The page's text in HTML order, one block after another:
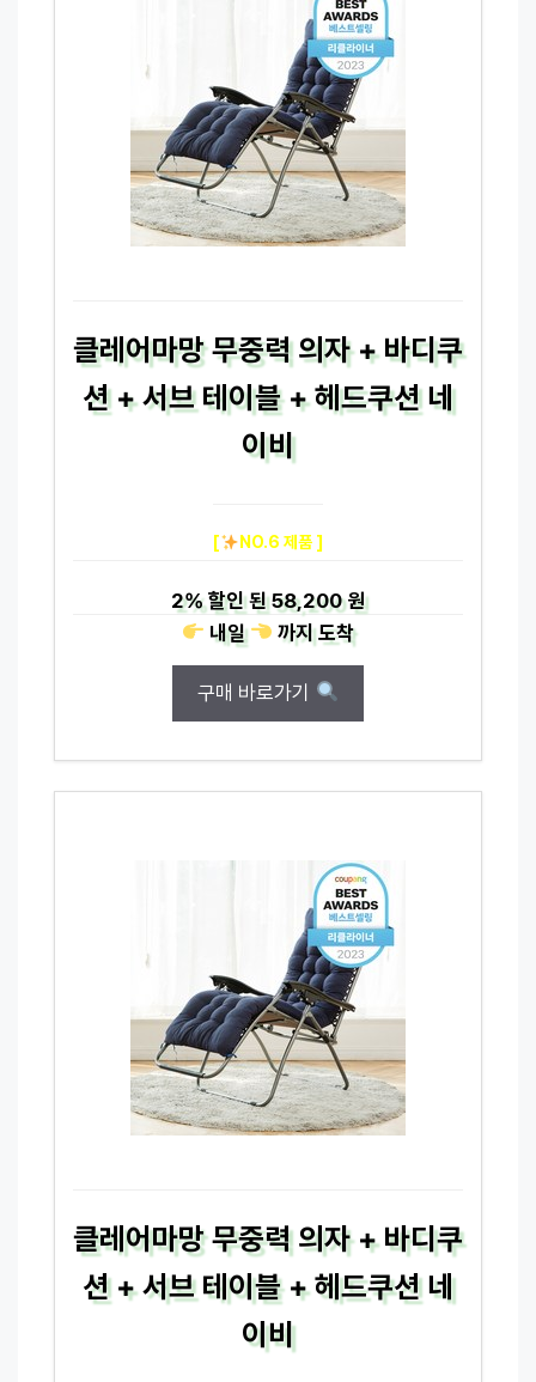
클레어마망 무중력 의자 + 바디쿠
션 + 서브 테이블 + 헤드쿠션 네
이비
[ NO.6 제품 ]
2%할인 된58,200 원
내일
까지도착
구매 바로가기
클레어마망 무중력 의자 + 바디쿠
션 + 서브 테이블 + 헤드쿠션 네
이비